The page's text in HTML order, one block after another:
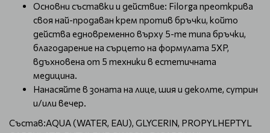
Основни съставки и действие: Filorga преоткрива
своя най-продаван крем против бръчки, който
действа едновременно върху 5-те типа бръчки,
благодарение на сърцето на формулата 5XP,
вдъхновена от 5 техники в естетичната
медицина.
Нанасяйте в зоната на лице, шия и деколте, сутрин
и/или вечер.
Състав:AQUA (WATER, EAU), GLYCERIN, PROPYLHEPTYL